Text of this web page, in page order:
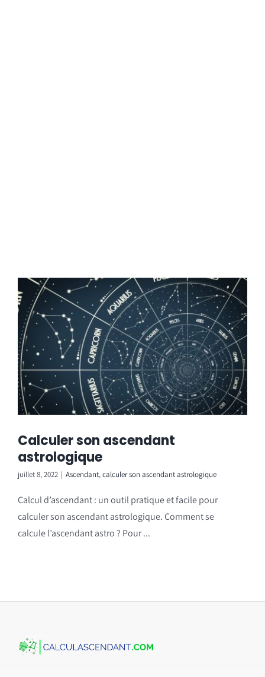
Calculer son ascendant
astrologique
juillet 8, 2022 | Ascendant,calculer son ascendant astrologique
Calcul d’ascendant : un outil pratique et facile pour
calculer son ascendant astrologique. Comment se
calcule l’ascendant astro ? Pour ...